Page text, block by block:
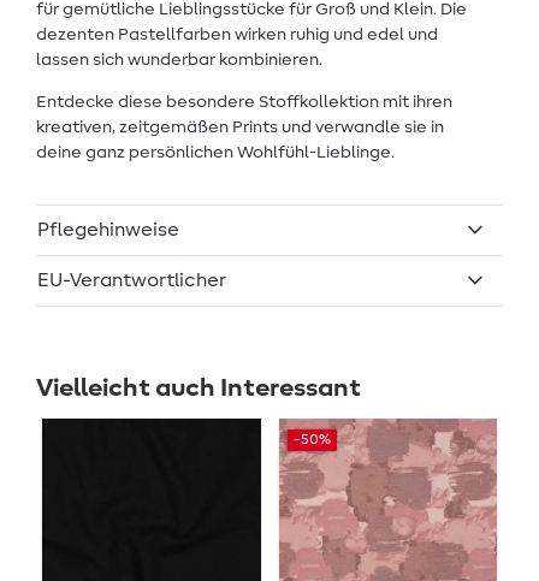
für gemütliche Lieblingsstücke für Groß und Klein. Die
dezenten Pastellfarben wirken ruhig und edel und
lassen sich wunderbar kombinieren.
Entdecke diese besondere Stoffkollektion mit ihren
kreativen, zeitgemäßen Prints und verwandle sie in
deine ganz persönlichen Wohlfühl-Lieblinge.
Pflegehinweise
EU-Verantwortlicher
Vielleicht auch Interessant
-50%